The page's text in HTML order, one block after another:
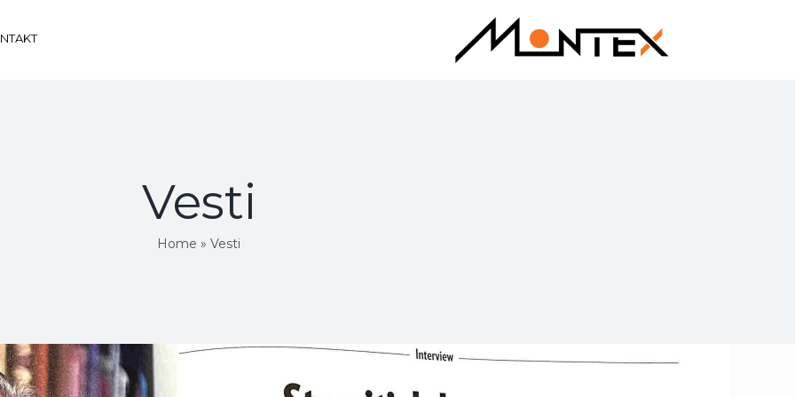
Vesti
Home » Vesti